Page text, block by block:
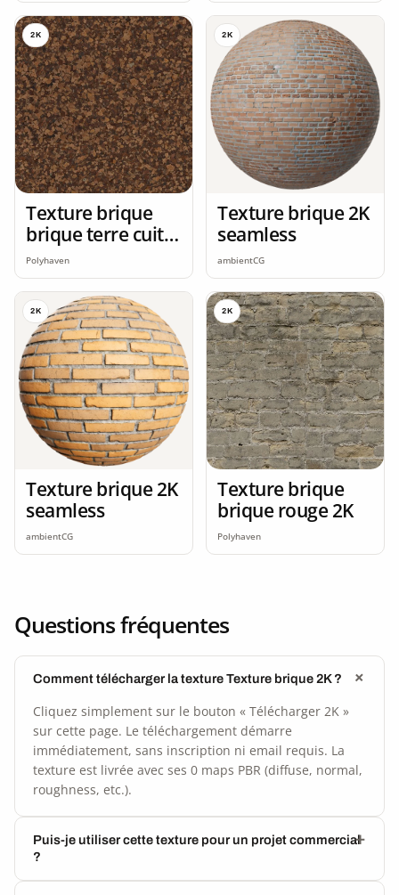
2K
Texture brique
brique terre cuite
2K
Polyhaven
2K
Texture brique 2K
seamless
ambientCG
2K
Texture brique 2K
seamless
ambientCG
2K
Texture brique
brique rouge 2K
Polyhaven
Questions fréquentes
Comment télécharger la texture Texture brique 2K ?
Cliquez simplement sur le bouton « Télécharger 2K »
sur cette page. Le téléchargement démarre
immédiatement, sans inscription ni email requis. La
texture est livrée avec ses 0 maps PBR (diffuse, normal,
roughness, etc.).
Puis-je utiliser cette texture pour un projet commercial
?